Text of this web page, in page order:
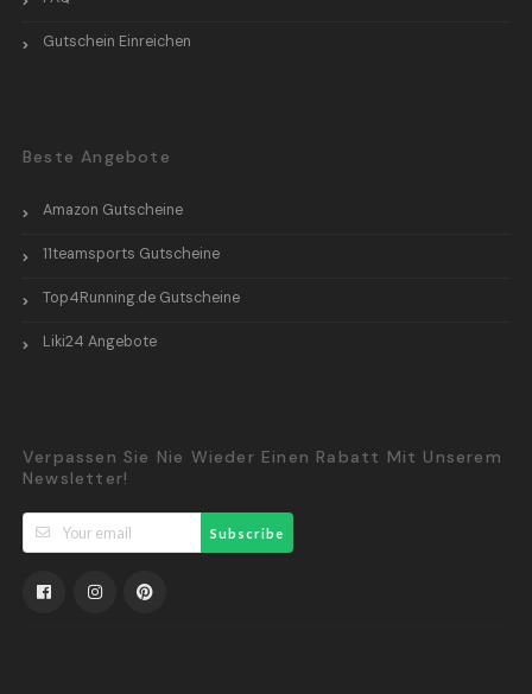
Gutschein Einreichen
Beste Angebote
Amazon Gutscheine
11teamsports Gutscheine
Top4Running.de Gutscheine
Liki24 Angebote
Verpassen Sie Nie Wieder Einen Rabatt Mit Unserem
Newsletter!
Subscribe